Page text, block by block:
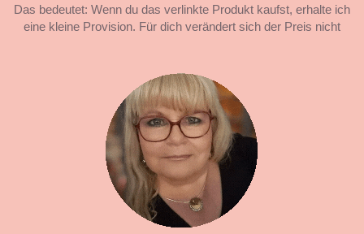
Das bedeutet: Wenn du das verlinkte Produkt kaufst, erhalte ich
eine kleine Provision. Für dich verändert sich der Preis nicht